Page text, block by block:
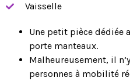
Vaisselle
Une petit pièce dédiée
porte manteaux.
Malheureusement, il
personnes à mobilité